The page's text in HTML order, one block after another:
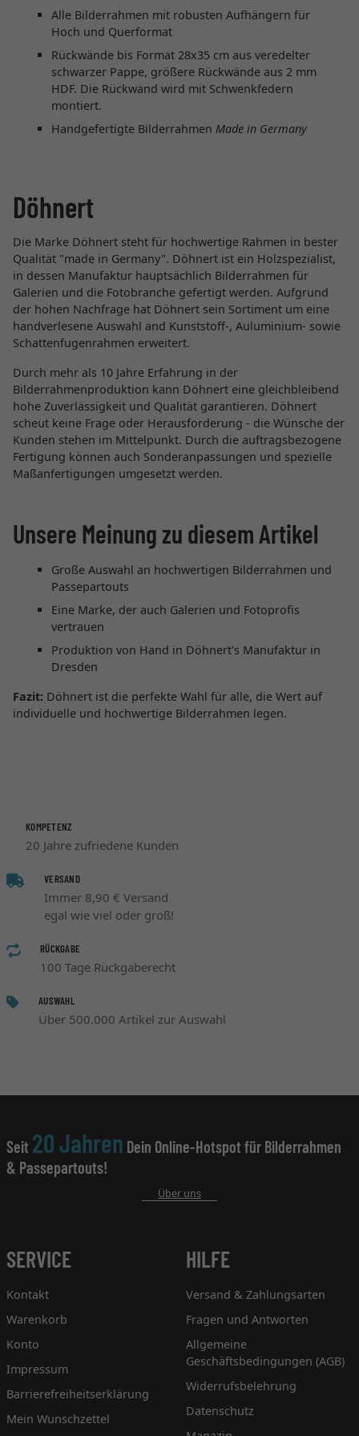
Alle Bilderrahmen mit robusten Aufhängern für
Hoch und Querformat
Rückwände bis Format 28x35 cm aus veredelter
schwarzer Pappe, größere Rückwände aus 2 mm
HDF. Die Rückwand wird mit Schwenkfedern
montiert.
Handgefertigte Bilderrahmen Made in Germany
Döhnert
Die Marke Döhnert steht für hochwertige Rahmen in bester
Qualität "made in Germany". Döhnert ist ein Holzspezialist,
in dessen Manufaktur hauptsächlich Bilderrahmen für
Galerien und die Fotobranche gefertigt werden. Aufgrund
der hohen Nachfrage hat Döhnert sein Sortiment um eine
handverlesene Auswahl and Kunststoff-, Auluminium- sowie
Schattenfugenrahmen erweitert.
Durch mehr als 10 Jahre Erfahrung in der
Bilderrahmenproduktion kann Döhnert eine gleichbleibend
hohe Zuverlässigkeit und Qualität garantieren. Döhnert
scheut keine Frage oder Herausforderung - die Wünsche der
Kunden stehen im Mittelpunkt. Durch die auftragsbezogene
Fertigung können auch Sonderanpassungen und spezielle
Maßanfertigungen umgesetzt werden.
Unsere Meinung zu diesem Artikel
Große Auswahl an hochwertigen Bilderrahmen und
Passepartouts
Eine Marke, der auch Galerien und Fotoprofis
vertrauen
Produktion von Hand in Döhnert's Manufaktur in
Dresden
Fazit: Döhnert ist die perfekte Wahl für alle, die Wert auf
individuelle und hochwertige Bilderrahmen legen.
KOMPETENZ
20 Jahre zufriedene Kunden
VERSAND
Immer 8,90 € Versand
egal wie viel oder groß!
RÜCKGABE
100 Tage Rückgaberecht
AUSWAHL
Über 500.000 Artikel zur Auswahl
Seit 20 Jahren Dein Online-Hotspot für Bilderrahmen
& Passepartouts!
Über uns
SERVICE
Kontakt
Warenkorb
Konto
Impressum
Barrierefreiheitserklärung
Mein Wunschzettel
HILFE
Versand & Zahlungsarten
Fragen und Antworten
Allgemeine
Geschäftsbedingungen (AGB)
Widerrufsbelehrung
Datenschutz